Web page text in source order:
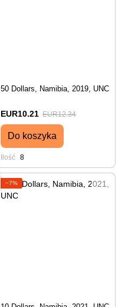
50 Dollars, Namibia, 2019, UNC
EUR10.21 EUR12.34
Do koszyka
Ilość 8
−7%